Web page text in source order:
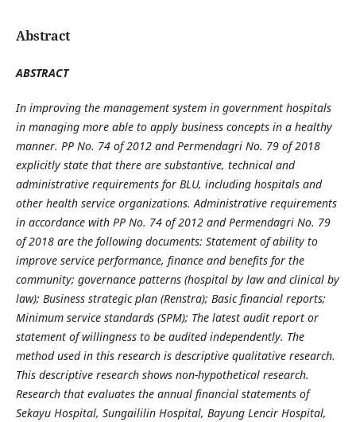
Abstract
ABSTRACT
In improving the management system in government hospitals
in managing more able to apply business concepts in a healthy
manner. PP No. 74 of 2012 and Permendagri No. 79 of 2018
explicitly state that there are substantive, technical and
administrative requirements for BLU, including hospitals and
other health service organizations. Administrative requirements
in accordance with PP No. 74 of 2012 and Permendagri No. 79
of 2018 are the following documents: Statement of ability to
improve service performance, finance and benefits for the
community; governance patterns (hospital by law and clinical by
law); Business strategic plan (Renstra); Basic financial reports;
Minimum service standards (SPM); The latest audit report or
statement of willingness to be audited independently. The
method used in this research is descriptive qualitative research.
This descriptive research shows non-hypothetical research.
Research that evaluates the annual financial statements of
Sekayu Hospital, Sungaililin Hospital, Bayung Lencir Hospital,